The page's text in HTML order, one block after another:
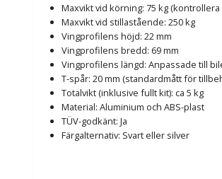
Maxvikt vid körning: 75 kg
Maxvikt vid stillastående: 250 kg
Vingprofilens höjd: 22 mm
Vingprofilens bredd: 69 mm
Vingprofilens längd: Anpassade till
T-spår: 20 mm (standardmått för
Totalvikt (inklusive fullt kit): ca 5 kg
Material: Aluminium och ABS-plast
TÜV-godkänt: Ja
Färgalternativ: Svart eller silver